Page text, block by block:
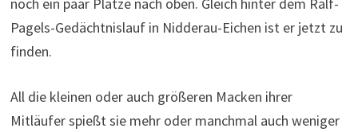
noch ein paar Plätze nach oben. Gleich hinter dem Ralf-
Pagels-Gedächtnislauf in Nidderau-Eichen ist er jetzt zu
finden.
All die kleinen oder auch größeren Macken ihrer
Mitläufer spießt sie mehr oder manchmal auch weniger